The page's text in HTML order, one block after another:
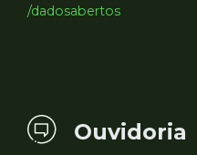
/dadosabertos
Ouvidoria